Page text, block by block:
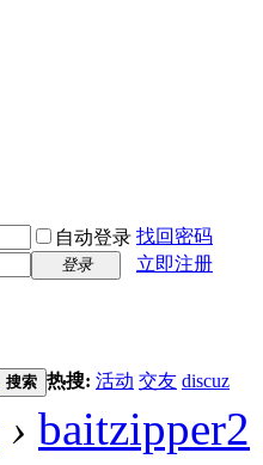
自动登录 找回密码
登录
立即注册
搜索 热搜: 活动 交友 discuz
› baitzipper2